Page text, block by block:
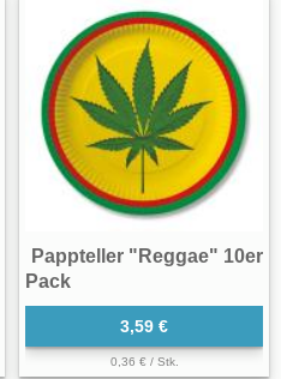
Pappteller "Reggae" 10er
Pack
3,59 €
0,36 € / Stk.